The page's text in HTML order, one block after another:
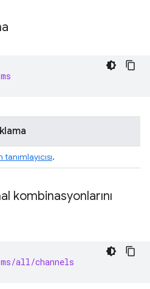
tanımlayıcısı.
kombinasyonlarını
all/channels